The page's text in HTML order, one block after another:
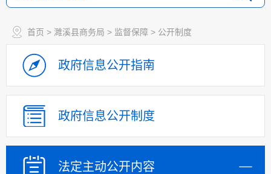
首页 > 濉溪县商务局 > 监督保障 > 公开制度
政府信息公开指南
政府信息公开制度
法定主动公开内容